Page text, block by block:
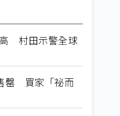
高 村田示警全球
罄 買家「祕而